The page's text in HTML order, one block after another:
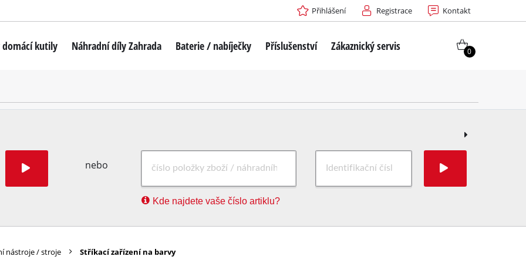
Přihlášení Registrace Kontakt
kutily
šroubováky
Náhradní díly Zahrada
Akumulátorové sekačky na trávu
Elektrické sekačky na trávu
Akumulátorové vyžínače
Elektrické vyžínače
Benzínové vyžínače
Akum. křovinořezy
Baterie / nabíječky Příslušenství Zákaznický servis 0
nebo
Kde najdete vaše číslo artiklu?
nástroje / stroje Stříkací zařízení na barvy